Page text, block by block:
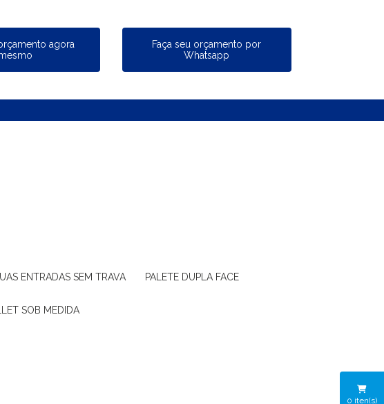
agora
Faça seu orçamento por
Whatsapp
ENTRADAS SEM TRAVA PALETE DUPLA FACE
SOB MEDIDA
0 iten(s)